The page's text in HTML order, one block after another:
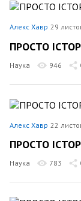
Алекс Хавр 29
ПРОСТО
Наука 946
Алекс Хавр 22
ПРОСТО
Наука 783